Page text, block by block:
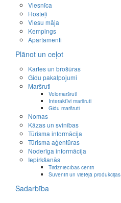
Viesnīca
Hosteļi
Viesu māja
Kempings
Apartamenti
Plānot un ceļot
Kartes un brošūras
Gidu pakalpojumi
Maršruti
Velomaršruti
Interaktīvi maršruti
Gidu maršruti
Nomas
Kāzas un svinības
Tūrisma informācija
Tūrisma aģentūras
Noderīga informācija
Iepirkšanās
Tirdzniecības centri
Suvenīri un vietējā produkcijas
Sadarbība